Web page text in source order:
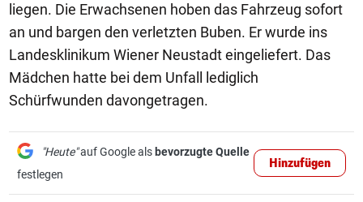
liegen. Die Erwachsenen hoben das Fahrzeug sofort
an und bargen den verletzten Buben. Er wurde ins
Landesklinikum Wiener Neustadt eingeliefert. Das
Mädchen hatte bei dem Unfall lediglich
Schürfwunden davongetragen.
"Heute"auf Google als bevorzugte Quelle
festlegen
Hinzufügen